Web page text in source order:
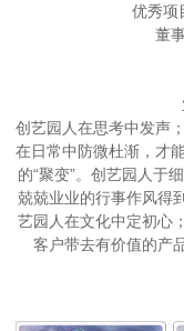
优秀项
董
创艺园人在思考中发声
在日常中防微杜渐，才
的“聚变”。创艺园人于
兢兢业业的行事作风得
艺园人在文化中定初心
客户带去有价值的产